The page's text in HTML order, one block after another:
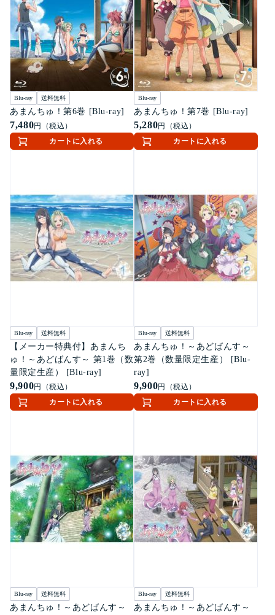
Blu-ray 送料無料
あまんちゅ！第6巻 [Blu-ray]
7,480円（税込）
カートに入れる
Blu-ray
あまんちゅ！第7巻 [Blu-ray]
5,280円（税込）
カートに入れる
Blu-ray 送料無料
【メーカー特典付】あまんち
ゅ！～あどばんす～ 第1巻（数
量限定生産） [Blu-ray]
9,900円（税込）
カートに入れる
Blu-ray 送料無料
あまんちゅ！～あどばんす～
第2巻（数量限定生産） [Blu-
ray]
9,900円（税込）
カートに入れる
Blu-ray 送料無料
あまんちゅ！～あどばんす～
Blu-ray 送料無料
あまんちゅ！～あどばんす～